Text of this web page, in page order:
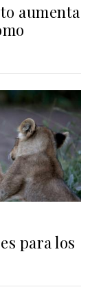
aumenta
para los